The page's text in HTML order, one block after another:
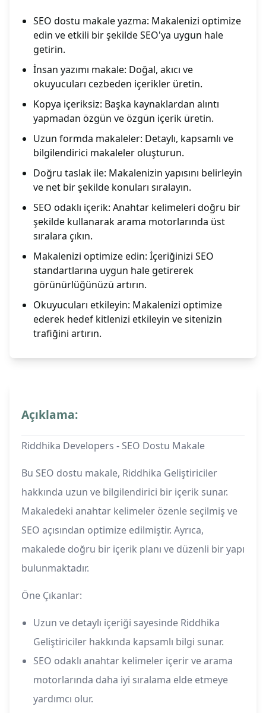
SEO dostu makale yazma: Makalenizi optimize
edin ve etkili bir şekilde SEO'ya uygun hale
getirin.
İnsan yazımı makale: Doğal, akıcı ve
okuyucuları cezbeden içerikler üretin.
Kopya içeriksiz: Başka kaynaklardan alıntı
yapmadan özgün ve özgün içerik üretin.
Uzun formda makaleler: Detaylı, kapsamlı ve
bilgilendirici makaleler oluşturun.
Doğru taslak ile: Makalenizin yapısını belirleyin
ve net bir şekilde konuları sıralayın.
SEO odaklı içerik: Anahtar kelimeleri doğru bir
şekilde kullanarak arama motorlarında üst
sıralara çıkın.
Makalenizi optimize edin: İçeriğinizi SEO
standartlarına uygun hale getirerek
görünürlüğünüzü artırın.
Okuyucuları etkileyin: Makalenizi optimize
ederek hedef kitlenizi etkileyin ve sitenizin
trafiğini artırın.
Açıklama:
Riddhika Developers - SEO Dostu Makale
Bu SEO dostu makale, Riddhika Geliştiriciler
hakkında uzun ve bilgilendirici bir içerik sunar.
Makaledeki anahtar kelimeler özenle seçilmiş ve
SEO açısından optimize edilmiştir. Ayrıca,
makalede doğru bir içerik planı ve düzenli bir yapı
bulunmaktadır.
Öne Çıkanlar:
Uzun ve detaylı içeriği sayesinde Riddhika
Geliştiriciler hakkında kapsamlı bilgi sunar.
SEO odaklı anahtar kelimeler içerir ve arama
motorlarında daha iyi sıralama elde etmeye
yardımcı olur.